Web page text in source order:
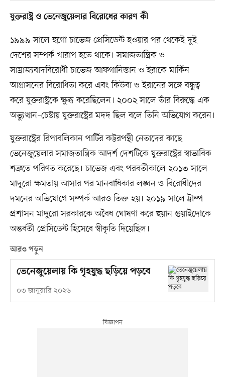
যুক্তরাষ্ট্র ও ভেনেজুয়েলার বিরোধের কারণ কী
১৯৯৯ সালে হুগো চাভেজ প্রেসিডেন্ট হওয়ার পর থেকেই দুই
দেশের সম্পর্ক খারাপ হতে থাকে। সমাজতান্ত্রিক ও
সাম্রাজ্যবাদবিরোধী চাভেজ আফগানিস্তান ও ইরাকে মার্কিন
আগ্রাসনের বিরোধিতা করে এবং কিউবা ও ইরানের সঙ্গে বন্ধুত্ব
করে যুক্তরাষ্ট্রকে ক্ষুব্ধ করেছিলেন। ২০০২ সালে তাঁর বিরুদ্ধে এক
অভ্যুত্থান–চেষ্টায় যুক্তরাষ্ট্রের মদদ ছিল বলে তিনি অভিযোগ করেন।
যুক্তরাষ্ট্রের রিপাবলিকান পার্টির কট্টরপন্থী নেতাদের কাছে
ভেনেজুয়েলার সমাজতান্ত্রিক আদর্শ দেশটিকে যুক্তরাষ্ট্রের স্বাভাবিক
শত্রুতে পরিণত করেছে। চাভেজ এবং পরবর্তীকালে ২০১৩ সালে
মাদুরো ক্ষমতায় আসার পর মানবাধিকার লঙ্ঘন ও বিরোধীদের
দমনের অভিযোগে সম্পর্ক আরও তিক্ত হয়। ২০১৯ সালে ট্রাম্প
প্রশাসন মাদুরো সরকারকে অবৈধ ঘোষণা করে হুয়ান গুয়াইদোকে
অন্তর্বর্তী প্রেসিডেন্ট হিসেবে স্বীকৃতি দিয়েছিল।
আরও পড়ুন
ভেনেজুয়েলায় কি গৃহযুদ্ধ ছড়িয়ে পড়বে
০৩ জানুয়ারি ২০২৬